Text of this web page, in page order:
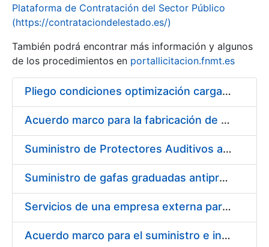
Erakutsi/Ezkutatu
Plataforma de Contratación del Sector Público
(https://contrataciondelestado.es/)
También podrá encontrar más información y algunos
de los procedimientos en portallicitacion.fnmt.es
Pliego condiciones optimización cargas compras firmado
Acuerdo marco para la fabricación de piezas
Suministro de Protectores Auditivos a medida para las personas trabajadoras de los Centros de Trabajo de Madrid y Burgos
Suministro de gafas graduadas antiproyecciones para los trabajadores de la FNMT-RCM en los centros de trabajo de Madrid y Burgos
Servicios de una empresa externa para el asesoramiento y resolución de los recursos de alzada que se presentan relacionados con procesos de selección para la FNMT-RCM
Acuerdo marco para el suministro e instalación de persianas, estores y otros complementos